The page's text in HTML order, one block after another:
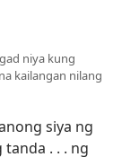
niya kung
kailangan nilang
siya ng
tanda . . . ng